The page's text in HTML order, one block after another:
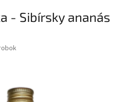
- Sibírsky ananás